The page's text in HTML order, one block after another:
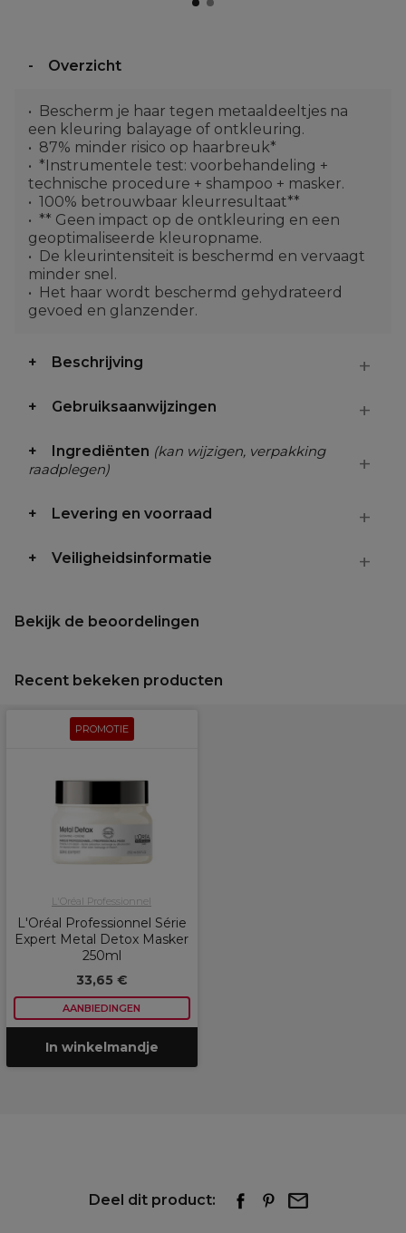
Overzicht
Bescherm je haar tegen metaaldeeltjes na
een kleuring balayage of ontkleuring.
87% minder risico op haarbreuk*
*Instrumentele test: voorbehandeling +
technische procedure + shampoo + masker.
100% betrouwbaar kleurresultaat**
** Geen impact op de ontkleuring en een
geoptimaliseerde kleuropname.
De kleurintensiteit is beschermd en vervaagt
minder snel.
Het haar wordt beschermd gehydrateerd
gevoed en glanzender.
Beschrijving
Gebruiksaanwijzingen
Ingrediënten (kan wijzigen, verpakking
raadplegen)
Levering en voorraad
Veiligheidsinformatie
Bekijk de beoordelingen
Recent bekeken producten
PROMOTIE
L'Oréal Professionnel
L'Oréal Professionnel Série
Expert Metal Detox Masker
250ml
33,65 €
AANBIEDINGEN
In winkelmandje
Deel dit product: